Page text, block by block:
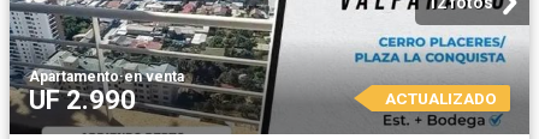
Apartamento·en venta
UF 2.990 ACTUALIZADO